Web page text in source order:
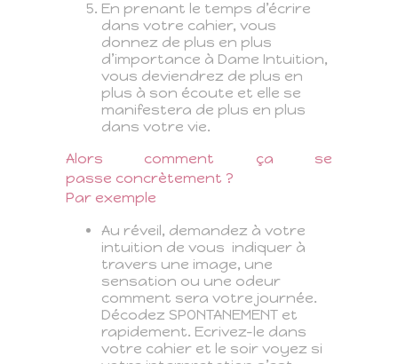
En prenant le temps d’écrire
dans votre cahier, vous
donnez de plus en plus
d’importance à Dame Intuition,
vous deviendrez de plus en
plus à son écoute et elle se
manifestera de plus en plus
dans votre vie.
Alors comment ça se
passe concrètement ?
Par exemple
Au réveil, demandez à votre
intuition de vous indiquer à
travers une image, une
sensation ou une odeur
comment sera votre journée.
Décodez SPONTANEMENT et
rapidement. Ecrivez-le dans
votre cahier et le soir voyez si